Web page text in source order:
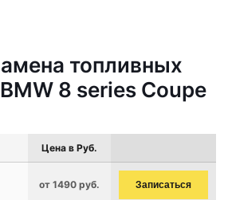
топливных
8 series Coupe
Цена в Руб.
от 1490 руб. Записаться